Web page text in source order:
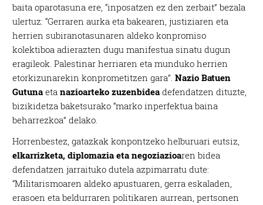
baita oparotasuna ere, “inposatzen ez den zerbait” bezala
ulertuz: “Gerraren aurka eta bakearen, justiziaren eta
herrien subiranotasunaren aldeko konpromiso
kolektiboa adierazten dugu manifestua sinatu dugun
eragileok. Palestinar herriaren eta munduko herrien
etorkizunarekin konprometitzen gara”.Nazio Batuen
Gutuna etanazioarteko zuzenbidea defendatzen dituzte,
bizikidetza baketsurako “marko inperfektua baina
beharrezkoa” delako.
Horrenbestez, gatazkak konpontzeko helburuari eutsiz,
elkarrizketa, diplomazia eta negoziazioaren bidea
defendatzen jarraituko dutela azpimarratu dute:
“Militarismoaren aldeko apustuaren, gerra eskaladen,
erasoen eta beldurraren politikaren aurrean, pertsonen